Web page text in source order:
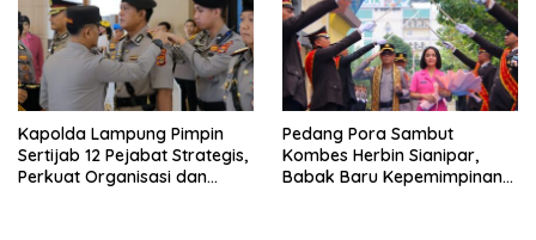
Kapolda Lampung Pimpin
Sertijab 12 Pejabat Strategis,
Perkuat Organisasi dan
Pedang Pora Sambut
Kombes Herbin Sianipar,
Babak Baru Kepemimpinan